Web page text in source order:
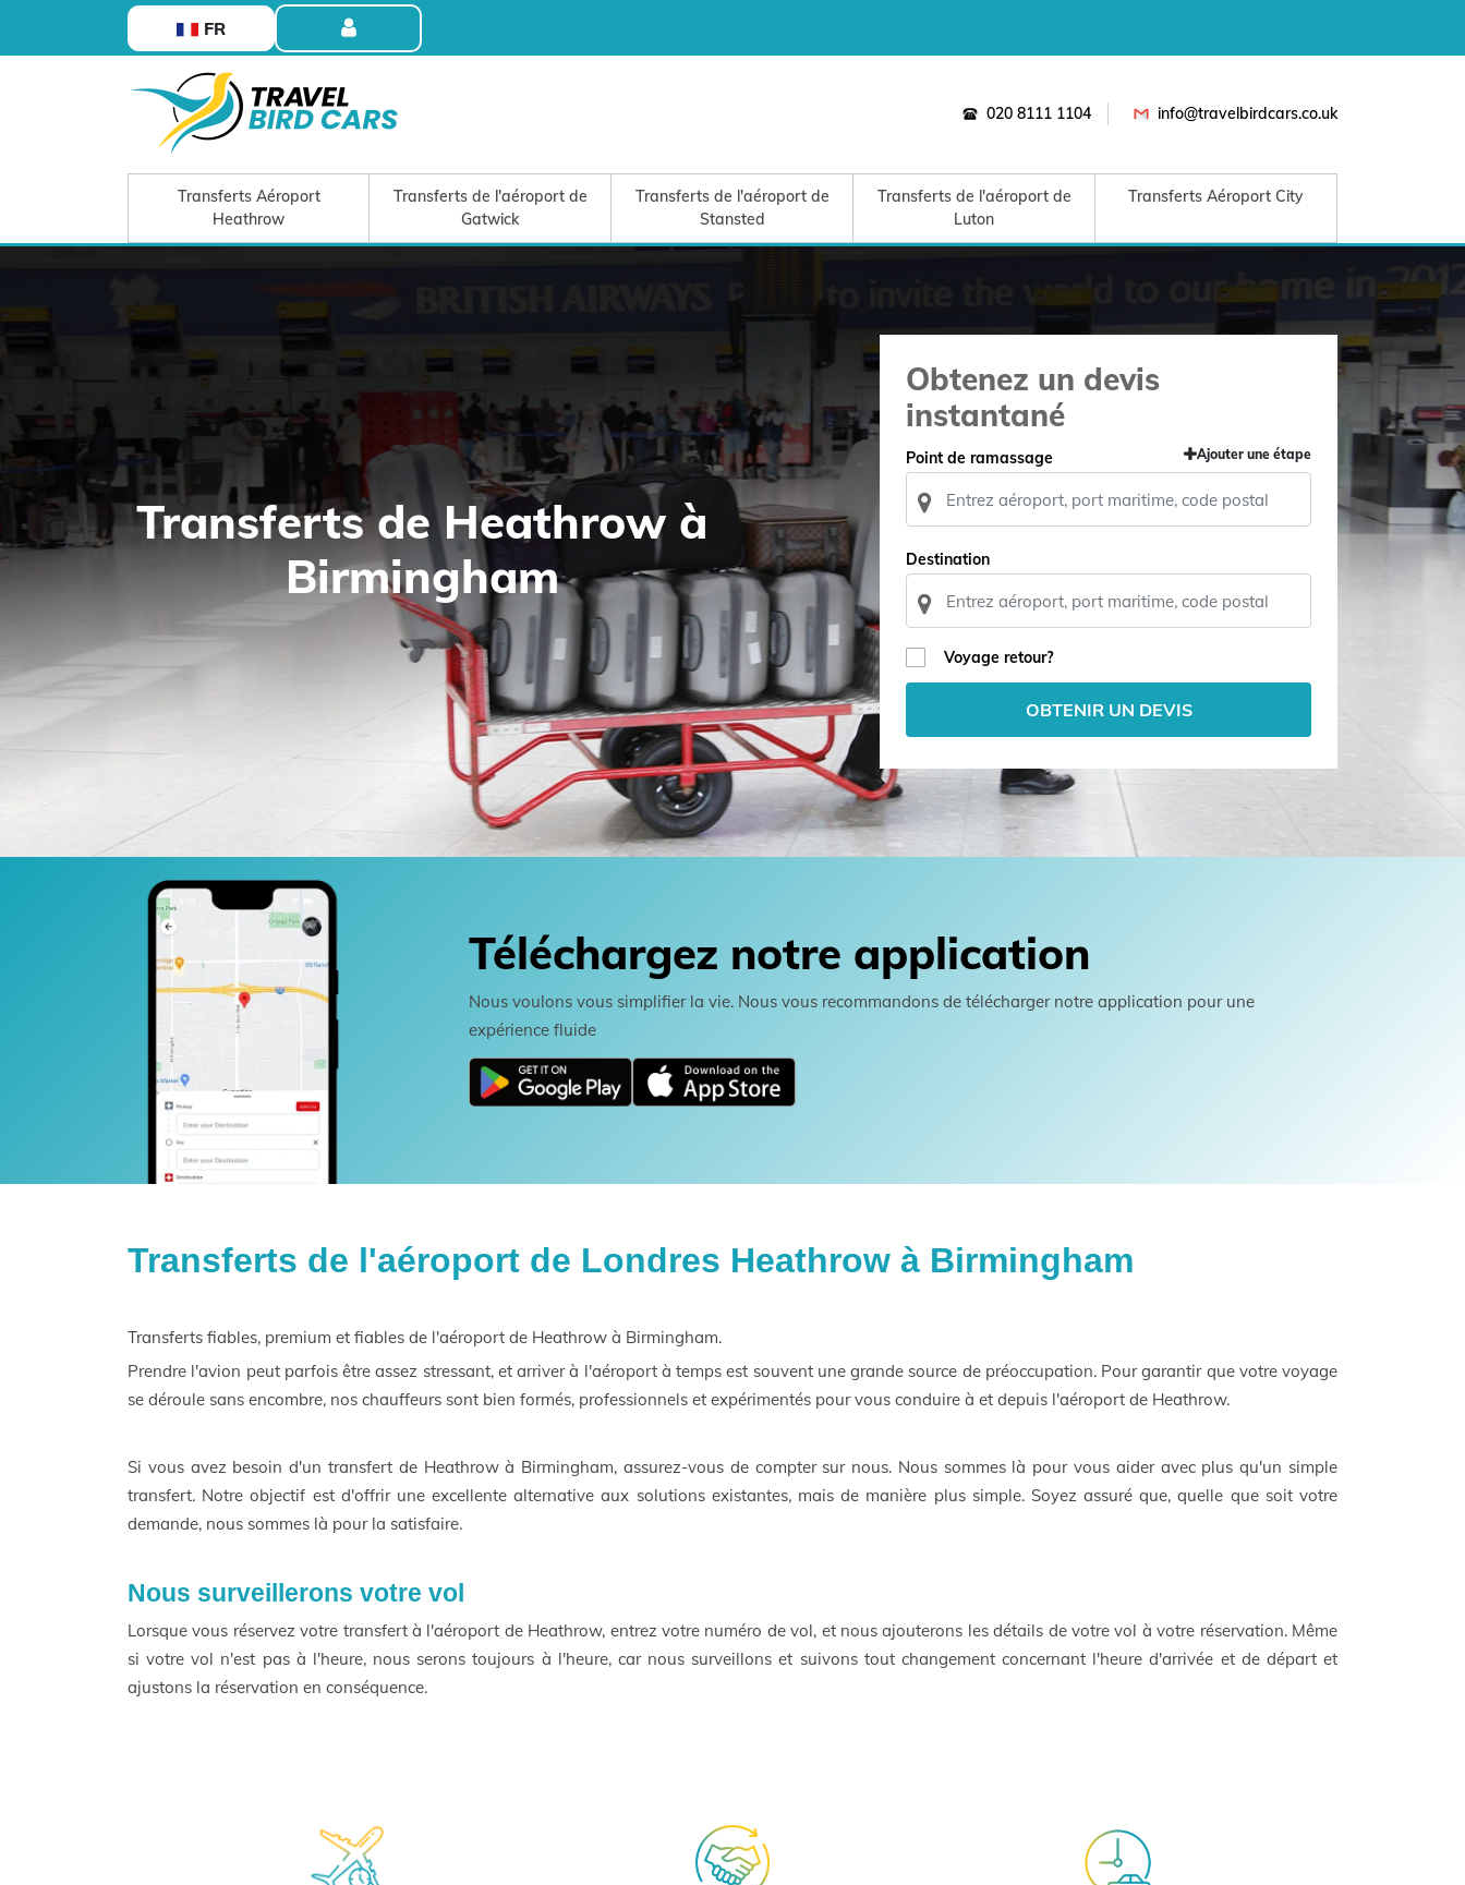
FR
020 8111 1104 info@travelbirdcars.co.uk
Transferts Aéroport
Heathrow
Transferts de l'aéroport de
Gatwick
Transferts de l'aéroport de
Stansted
Transferts de l'aéroport de
Luton
Transferts Aéroport City
Transferts de Heathrow à
Birmingham
Obtenez un devis
instantané
Point de ramassage Ajouter une étape
Destination
Voyage retour?
OBTENIR UN DEVIS
Téléchargez notre application
Nous voulons vous simplifier la vie. Nous vous recommandons de télécharger notre application pour une
expérience fluide
Transferts de l'aéroport de Londres Heathrow à Birmingham
Transferts fiables, premium et fiables de l'aéroport de Heathrow à Birmingham.
Prendre l'avion peut parfois être assez stressant, et arriver à l'aéroport à temps est souvent une grande source de préoccupation. Pour garantir que votre voyage
se déroule sans encombre, nos chauffeurs sont bien formés, professionnels et expérimentés pour vous conduire à et depuis l'aéroport de Heathrow.
Si vous avez besoin d'un transfert de Heathrow à Birmingham, assurez-vous de compter sur nous. Nous sommes là pour vous aider avec plus qu'un simple
transfert. Notre objectif est d'offrir une excellente alternative aux solutions existantes, mais de manière plus simple. Soyez assuré que, quelle que soit votre
demande, nous sommes là pour la satisfaire.
Nous surveillerons votre vol
Lorsque vous réservez votre transfert à l'aéroport de Heathrow, entrez votre numéro de vol, et nous ajouterons les détails de votre vol à votre réservation. Même
si votre vol n'est pas à l'heure, nous serons toujours à l'heure, car nous surveillons et suivons tout changement concernant l'heure d'arrivée et de départ et
ajustons la réservation en conséquence.